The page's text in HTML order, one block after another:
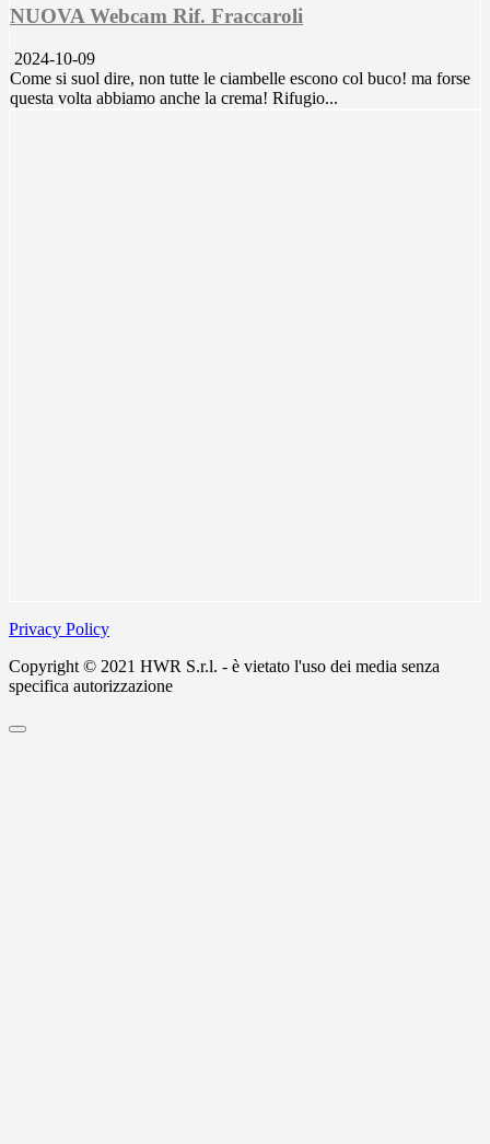
NUOVA Webcam Rif. Fraccaroli
2024-10-09
Come si suol dire, non tutte le ciambelle escono col buco! ma forse
questa volta abbiamo anche la crema! Rifugio...
Privacy Policy
Copyright © 2021 HWR S.r.l. - è vietato l'uso dei media senza
specifica autorizzazione
Scroll